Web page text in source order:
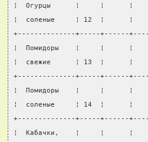
¦  Огурцы      ¦     ¦
¦  соленые     ¦ 12  ¦
+--------------+-----+------
¦  Помидоры    ¦     ¦
¦  свежие      ¦ 13  ¦
+--------------+-----+------
¦  Помидоры    ¦     ¦
¦  соленые     ¦ 14  ¦
+--------------+-----+------
¦  Кабачки,    ¦     ¦